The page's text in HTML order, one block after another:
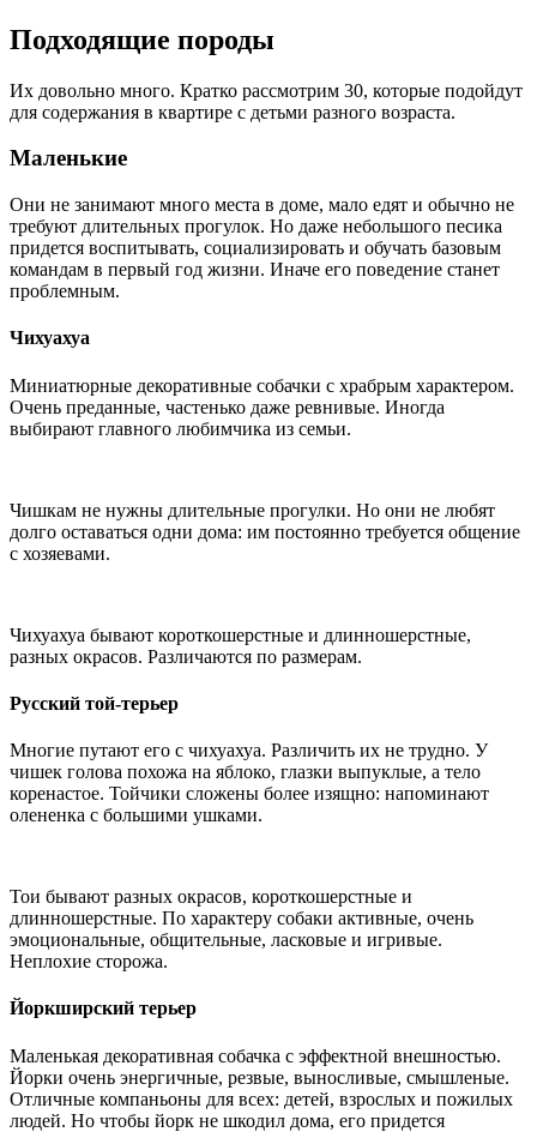
Подходящие породы
Их довольно много. Кратко рассмотрим 30, которые подойдут
для содержания в квартире с детьми разного возраста.
Маленькие
Они не занимают много места в доме, мало едят и обычно не
требуют длительных прогулок. Но даже небольшого песика
придется воспитывать, социализировать и обучать базовым
командам в первый год жизни. Иначе его поведение станет
проблемным.
Чихуахуа
Миниатюрные декоративные собачки с храбрым характером.
Очень преданные, частенько даже ревнивые. Иногда
выбирают главного любимчика из семьи.
Чишкам не нужны длительные прогулки. Но они не любят
долго оставаться одни дома: им постоянно требуется общение
с хозяевами.
Чихуахуа бывают короткошерстные и длинношерстные,
разных окрасов. Различаются по размерам.
Русский той-терьер
Многие путают его с чихуахуа. Различить их не трудно. У
чишек голова похожа на яблоко, глазки выпуклые, а тело
коренастое. Тойчики сложены более изящно: напоминают
олененка с большими ушками.
Тои бывают разных окрасов, короткошерстные и
длинношерстные. По характеру собаки активные, очень
эмоциональные, общительные, ласковые и игривые.
Неплохие сторожа.
Йоркширский терьер
Маленькая декоративная собачка с эффектной внешностью.
Йорки очень энергичные, резвые, выносливые, смышленые.
Отличные компаньоны для всех: детей, взрослых и пожилых
людей. Но чтобы йорк не шкодил дома, его придется